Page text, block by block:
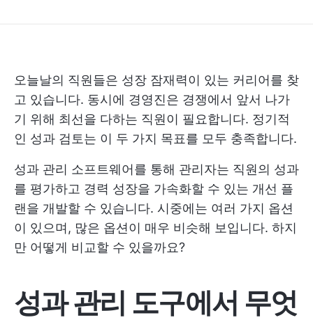
오늘날의 직원들은 성장 잠재력이 있는 커리어를 찾
고 있습니다. 동시에 경영진은 경쟁에서 앞서 나가
기 위해 최선을 다하는 직원이 필요합니다. 정기적
인 성과 검토는 이 두 가지 목표를 모두 충족합니다.
성과 관리 소프트웨어를 통해 관리자는 직원의 성과
를 평가하고 경력 성장을 가속화할 수 있는 개선 플
랜을 개발할 수 있습니다. 시중에는 여러 가지 옵션
이 있으며, 많은 옵션이 매우 비슷해 보입니다. 하지
만 어떻게 비교할 수 있을까요?
성과 관리 도구에서 무엇